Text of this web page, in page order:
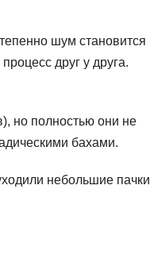
шум становится
друг у друга.
но полностью они не
бахами.
небольшие пачки